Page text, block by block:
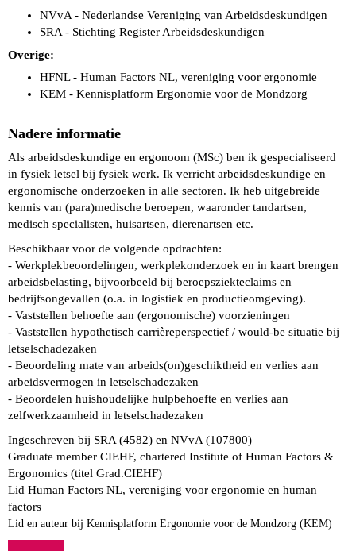
NVvA - Nederlandse Vereniging van Arbeidsdeskundigen
SRA - Stichting Register Arbeidsdeskundigen
Overige:
HFNL - Human Factors NL, vereniging voor ergonomie
KEM - Kennisplatform Ergonomie voor de Mondzorg
Nadere informatie
Als arbeidsdeskundige en ergonoom (MSc) ben ik gespecialiseerd
in fysiek letsel bij fysiek werk. Ik verricht arbeidsdeskundige en
ergonomische onderzoeken in alle sectoren. Ik heb uitgebreide
kennis van (para)medische beroepen, waaronder tandartsen,
medisch specialisten, huisartsen, dierenartsen etc.
Beschikbaar voor de volgende opdrachten:
- Werkplekbeoordelingen, werkplekonderzoek en in kaart brengen
arbeidsbelasting, bijvoorbeeld bij beroepsziekteclaims en
bedrijfsongevallen (o.a. in logistiek en productieomgeving).
- Vaststellen behoefte aan (ergonomische) voorzieningen
- Vaststellen hypothetisch carrièreperspectief / would-be situatie bij
letselschadezaken
- Beoordeling mate van arbeids(on)geschiktheid en verlies aan
arbeidsvermogen in letselschadezaken
- Beoordelen huishoudelijke hulpbehoefte en verlies aan
zelfwerkzaamheid in letselschadezaken
Ingeschreven bij SRA (4582) en NVvA (107800)
Graduate member CIEHF, chartered Institute of Human Factors &
Ergonomics (titel Grad.CIEHF)
Lid Human Factors NL, vereniging voor ergonomie en human
factors
Lid en auteur bij Kennisplatform Ergonomie voor de Mondzorg (KEM)